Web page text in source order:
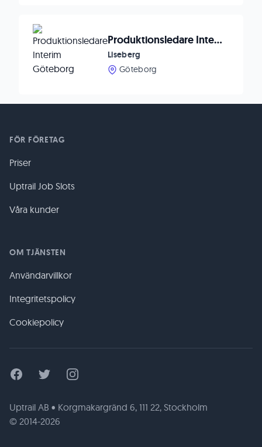
Produktionsledare Interim Göteborg
Liseberg
Göteborg
FÖR FÖRETAG
Priser
Uptrail Job Slots
Våra kunder
OM TJÄNSTEN
Användarvillkor
Integritetspolicy
Cookiepolicy
FacebookTwitter Instagram
Uptrail AB • Korgmakargränd 6, 111 22, Stockholm
© 2014-2026